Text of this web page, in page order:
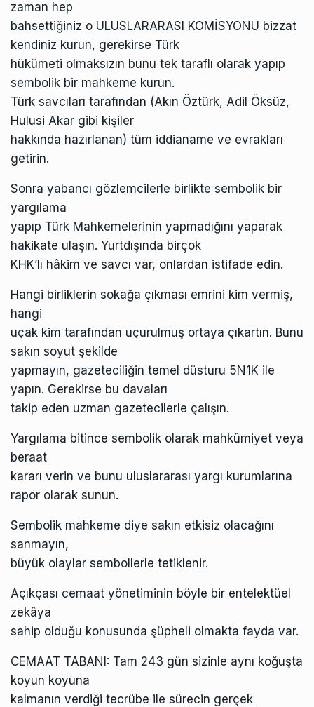
zaman hep
bahsettiğiniz o ULUSLARARASI KOMİSYONU bizzat
kendiniz kurun, gerekirse Türk
hükümeti olmaksızın bunu tek taraflı olarak yapıp
sembolik bir mahkeme kurun.
Türk savcıları tarafından (Akın Öztürk, Adil Öksüz,
Hulusi Akar gibi kişiler
hakkında hazırlanan) tüm iddianame ve evrakları
getirin.
Sonra yabancı gözlemcilerle birlikte sembolik bir
yargılama
yapıp Türk Mahkemelerinin yapmadığını yaparak
hakikate ulaşın. Yurtdışında birçok
KHK’lı hâkim ve savcı var, onlardan istifade edin.
Hangi birliklerin sokağa çıkması emrini kim vermiş,
hangi
uçak kim tarafından uçurulmuş ortaya çıkartın. Bunu
sakın soyut şekilde
yapmayın, gazeteciliğin temel düsturu 5N1K ile
yapın. Gerekirse bu davaları
takip eden uzman gazetecilerle çalışın.
Yargılama bitince sembolik olarak mahkûmiyet veya
beraat
kararı verin ve bunu uluslararası yargı kurumlarına
rapor olarak sunun.
Sembolik mahkeme diye sakın etkisiz olacağını
sanmayın,
büyük olaylar sembollerle tetiklenir.
Açıkçası cemaat yönetiminin böyle bir entelektüel
zekâya
sahip olduğu konusunda şüpheli olmakta fayda var.
CEMAAT TABANI: Tam 243 gün sizinle aynı koğuşta
koyun koyuna
kalmanın verdiği tecrübe ile sürecin gerçek